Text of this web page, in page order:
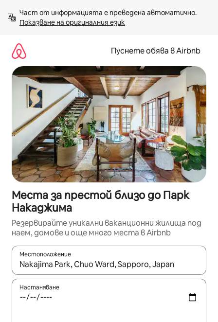
към
съдържанието
Показване на оригиналния език
Пуснете обява в Airbnb
Места за престой близо до Парк
Накаджима
Резервирайте уникални ваканционни жилища под
наем, домове и още много места в Airbnb
Местоположение
Когато резултатите се покажат, използвайте
Настаняване